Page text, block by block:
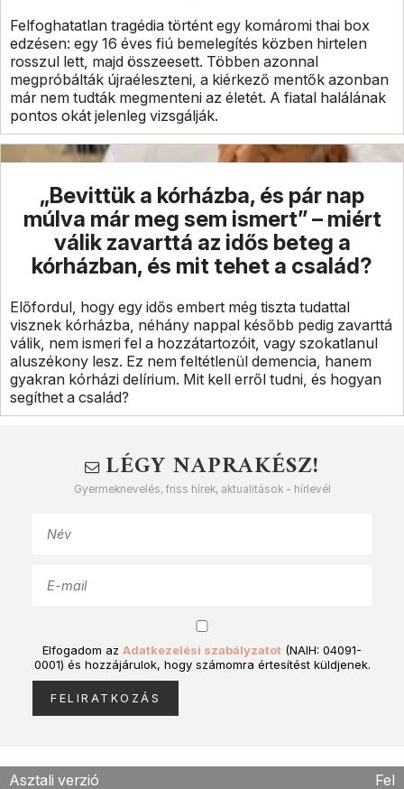
Felfoghatatlan tragédia történt egy komáromi thai box
edzésen: egy 16 éves fiú bemelegítés közben hirtelen
rosszul lett, majd összeesett. Többen azonnal
megpróbálták újraéleszteni, a kiérkező mentők azonban
már nem tudták megmenteni az életét. A fiatal halálának
pontos okát jelenleg vizsgálják.
„Bevittük a kórházba, és pár nap
múlva már meg sem ismert” – miért
válik zavarttá az idős beteg a
kórházban, és mit tehet a család?
Előfordul, hogy egy idős embert még tiszta tudattal
visznek kórházba, néhány nappal később pedig zavarttá
válik, nem ismeri fel a hozzátartozóit, vagy szokatlanul
aluszékony lesz. Ez nem feltétlenül demencia, hanem
gyakran kórházi delírium. Mit kell erről tudni, és hogyan
segíthet a család?
LÉGY NAPRAKÉSZ!
Gyermeknevelés, friss hírek, aktualitások - hírlevél
Elfogadom az Adatkezelési szabályzatot (NAIH: 04091-
0001) és hozzájárulok, hogy számomra értesítést küldjenek.
Asztali verzió Fel